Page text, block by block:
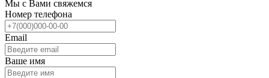
Мы с Вами свяжемся
Номер телефона
Email
Ваше имя